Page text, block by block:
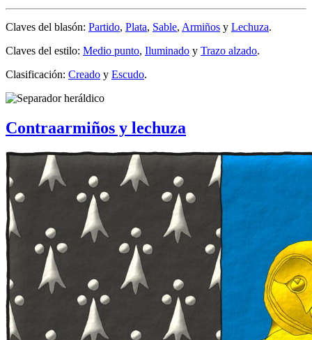
Claves del blasón: Partido, Plata, Sable, Armiños y Lechuza.
Claves del estilo: Medio punto, Iluminado y Trazo alzado.
Clasificación: Creado y Escudo.
Contraarmiños y lechuza